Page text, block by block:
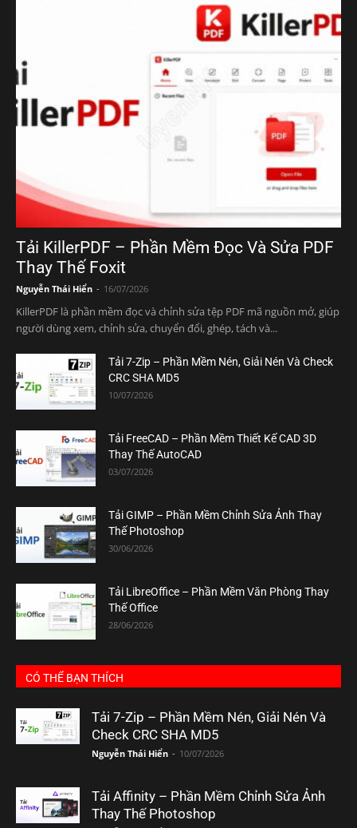
Tải KillerPDF – Phần Mềm Đọc Và Sửa PDF
Thay Thế Foxit
Nguyễn Thái Hiển - 16/07/2026
KillerPDF là phần mềm đọc và chỉnh sửa tệp PDF mã nguồn mở, giúp
người dùng xem, chỉnh sửa, chuyển đổi, ghép, tách và...
Tải 7-Zip – Phần Mềm Nén, Giải Nén Và Check
CRC SHA MD5
10/07/2026
Tải FreeCAD – Phần Mềm Thiết Kế CAD 3D
Thay Thế AutoCAD
03/07/2026
Tải GIMP – Phần Mềm Chỉnh Sửa Ảnh Thay
Thế Photoshop
30/06/2026
Tải LibreOffice – Phần Mềm Văn Phòng Thay
Thế Office
28/06/2026
CÓ THỂ BẠN THÍCH
Tải 7-Zip – Phần Mềm Nén, Giải Nén Và
Check CRC SHA MD5
Nguyễn Thái Hiển - 10/07/2026
Tải Affinity – Phần Mềm Chỉnh Sửa Ảnh
Thay Thế Photoshop